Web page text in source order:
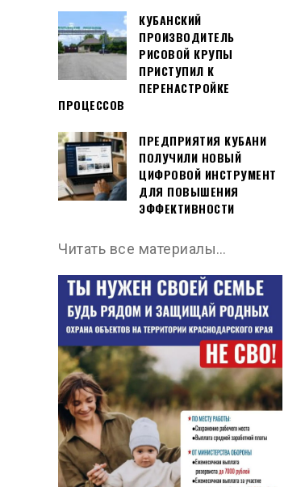
КУБАНСКИЙ
ПРОИЗВОДИТЕЛЬ
РИСОВОЙ КРУПЫ
ПРИСТУПИЛ К
ПЕРЕНАСТРОЙКЕ
ПРОЦЕССОВ
ПРЕДПРИЯТИЯ КУБАНИ
ПОЛУЧИЛИ НОВЫЙ
ЦИФРОВОЙ ИНСТРУМЕНТ
ДЛЯ ПОВЫШЕНИЯ
ЭФФЕКТИВНОСТИ
Читать все материалы…